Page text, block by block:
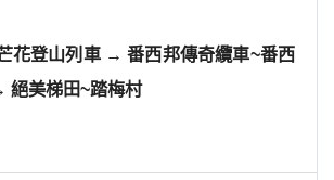
花登山列車 → 番西邦傳奇纜車~番西
絕美梯田~踏梅村